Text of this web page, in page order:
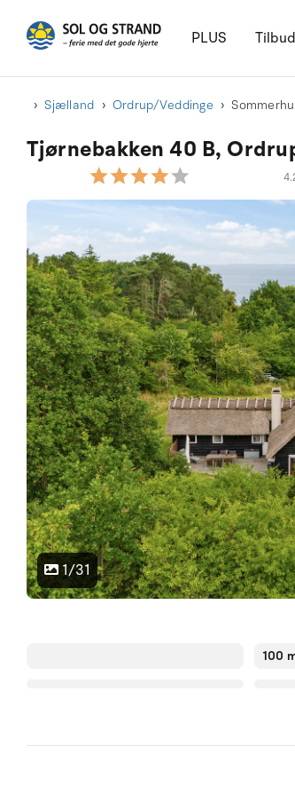
PLUS Tilbud
Sjælland Ordrup/Veddinge
Tjørnebakken 40 B,
1/31
100